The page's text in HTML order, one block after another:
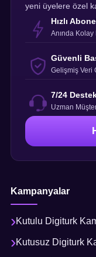
yeni üyelere özel
Hızlı
Anında Kolay
Güvenli
Gelişmiş Veri
7/24
Uzman
Kampanyalar
Kutulu Digiturk
Kutusuz Digiturk